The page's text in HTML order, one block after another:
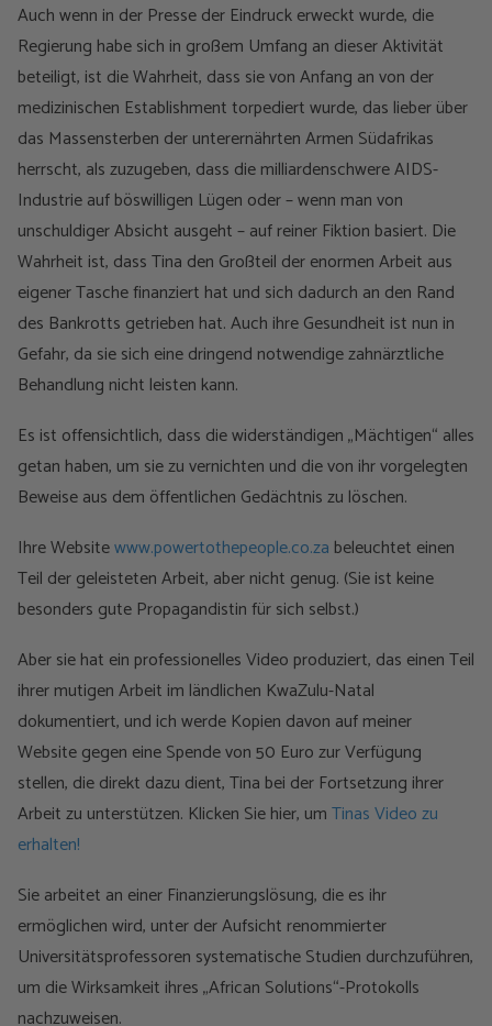
Auch wenn in der Presse der Eindruck erweckt wurde, die
Regierung habe sich in großem Umfang an dieser Aktivität
beteiligt, ist die Wahrheit, dass sie von Anfang an von der
medizinischen Establishment torpediert wurde, das lieber über
das Massensterben der unterernährten Armen Südafrikas
herrscht, als zuzugeben, dass die milliardenschwere AIDS-
Industrie auf böswilligen Lügen oder – wenn man von
unschuldiger Absicht ausgeht – auf reiner Fiktion basiert. Die
Wahrheit ist, dass Tina den Großteil der enormen Arbeit aus
eigener Tasche finanziert hat und sich dadurch an den Rand
des Bankrotts getrieben hat. Auch ihre Gesundheit ist nun in
Gefahr, da sie sich eine dringend notwendige zahnärztliche
Behandlung nicht leisten kann.
Es ist offensichtlich, dass die widerständigen „Mächtigen“ alles
getan haben, um sie zu vernichten und die von ihr vorgelegten
Beweise aus dem öffentlichen Gedächtnis zu löschen.
Ihre Websitewww.powertothepeople.co.za beleuchtet einen
Teil der geleisteten Arbeit, aber nicht genug. (Sie ist keine
besonders gute Propagandistin für sich selbst.)
Aber sie hat ein professionelles Video produziert, das einen Teil
ihrer mutigen Arbeit im ländlichen KwaZulu-Natal
dokumentiert, und ich werde Kopien davon auf meiner
Website gegen eine Spende von 50 Euro zur Verfügung
stellen, die direkt dazu dient, Tina bei der Fortsetzung ihrer
Arbeit zu unterstützen. Klicken Sie hier, umTinas Video zu
erhalten!
Sie arbeitet an einer Finanzierungslösung, die es ihr
ermöglichen wird, unter der Aufsicht renommierter
Universitätsprofessoren systematische Studien durchzuführen,
um die Wirksamkeit ihres „African Solutions“-Protokolls
nachzuweisen.